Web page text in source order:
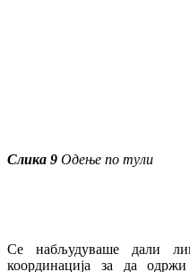
Слика 9 Одење по тули
Се набљудуваше дали
координација за да